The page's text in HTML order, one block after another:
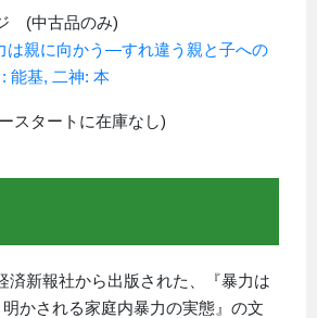
(中古品のみ)
は親に向かう―すれ違う親と子への
能基, 二神: 本
スタートに在庫なし)
済新報社から出版された、『暴力は
かされる家庭内暴力の実態』の文